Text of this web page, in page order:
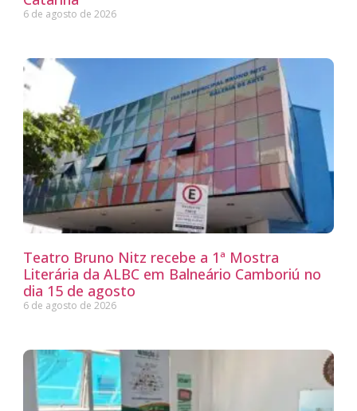
6 de agosto de 2026
Teatro Bruno Nitz recebe a 1ª Mostra
Literária da ALBC em Balneário Camboriú no
dia 15 de agosto
6 de agosto de 2026